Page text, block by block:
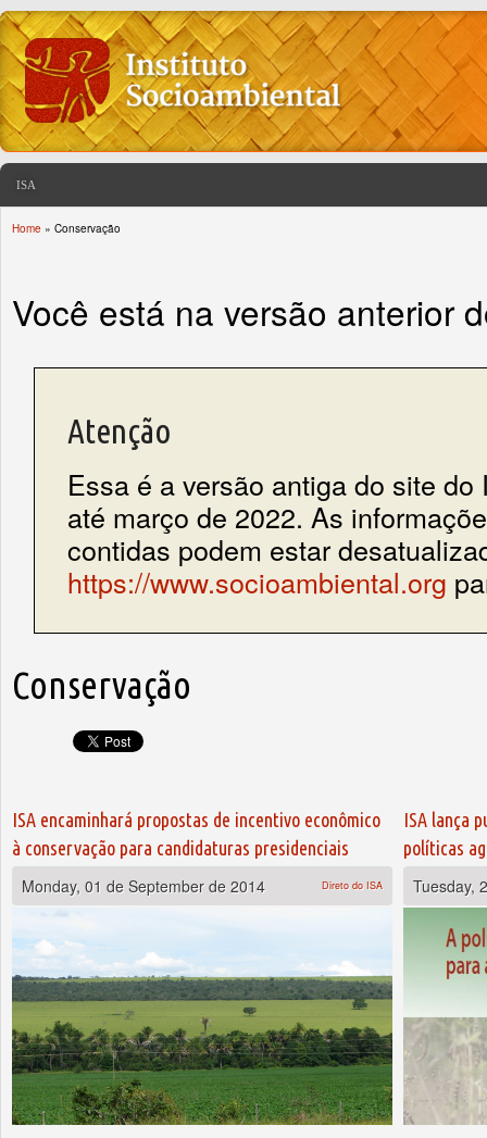
ISA
Home » Conservação
Você está na versão anterior
Atenção
Essa é a versão antiga do site do
até março de 2022. As
contidas podem estar
https://www.socioambiental.org
Conservação
ISA encaminhará propostas de incentivo econômico
à conservação para candidaturas presidenciais
Monday, 01 de September de 2014
Direto do ISA
ISA lança
políticas
Tuesday,